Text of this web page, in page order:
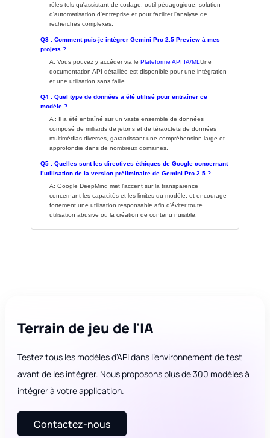
rôles tels qu'assistant de codage, outil pédagogique, solution
d'automatisation d'entreprise et pour faciliter l'analyse de
recherches complexes.
Q3 : Comment puis-je intégrer Gemini Pro 2.5 Preview à mes
projets ?
A: Vous pouvez y accéder via le Plateforme API IA/MLUne
documentation API détaillée est disponible pour une intégration
et une utilisation sans faille.
Q4 : Quel type de données a été utilisé pour entraîner ce
modèle ?
A : Il a été entraîné sur un vaste ensemble de données
composé de milliards de jetons et de téraoctets de données
multimédias diverses, garantissant une compréhension large et
approfondie dans de nombreux domaines.
Q5 : Quelles sont les directives éthiques de Google concernant
l’utilisation de la version préliminaire de Gemini Pro 2.5 ?
A: Google DeepMind met l'accent sur la transparence
concernant les capacités et les limites du modèle, et encourage
fortement une utilisation responsable afin d'éviter toute
utilisation abusive ou la création de contenu nuisible.
Terrain de jeu de l'IA
Testez tous les modèles d'API dans l'environnement de test
avant de les intégrer. Nous proposons plus de 300 modèles à
intégrer à votre application.
Contactez-nous